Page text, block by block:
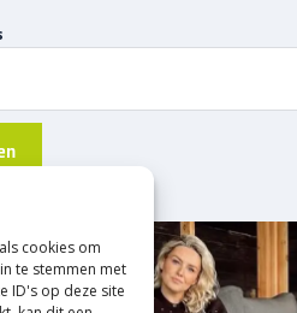
cookies om
te stemmen met
ID's op deze site